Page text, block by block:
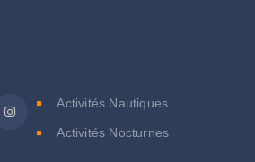
Activités Nautiques
Activités Nocturnes